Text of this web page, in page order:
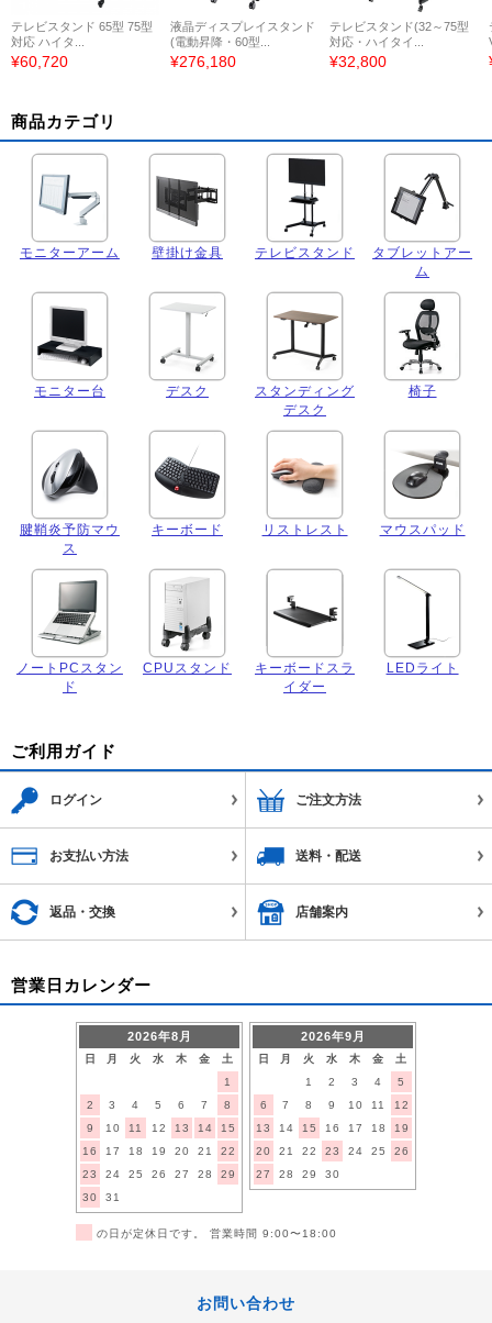
テレビスタンド 65型 75型
対応 ハイタ...
¥60,720
液晶ディスプレイスタンド
(電動昇降・60型...
¥276,180
テレビスタンド(32～75型
対応・ハイタイ...
¥32,800
商品カテゴリ
モニターアーム 壁掛け金具 テレビスタンド
タブレットアー
ム
モニター台 デスク
スタンディング
デスク
椅子
腱鞘炎予防マウ
ス
キーボード リストレスト マウスパッド
ノートPCスタン
ド
CPUスタンド
キーボードスラ
イダー
LEDライト
ご利用ガイド
ログイン ご注文方法
お支払い方法 送料・配送
返品・交換 店舗案内
営業日カレンダー
2026年8月
日 月 火 水 木 金
土
1
2
3 4 5 6 7
8
9
10 11 12 13 14
15
16
17 18 19 20 21
22
23
24 25 26 27 28
29
30
31
2026年9月
日 月 火 水 木 金
土
1
2 3 4
5
6
7 8 9 10 11
12
13
14 15 16 17 18
19
20
21 22 23 24 25
26
27
28 29 30
の日が定休日です。 営業時間 9:00〜18:00
お問い合わせ